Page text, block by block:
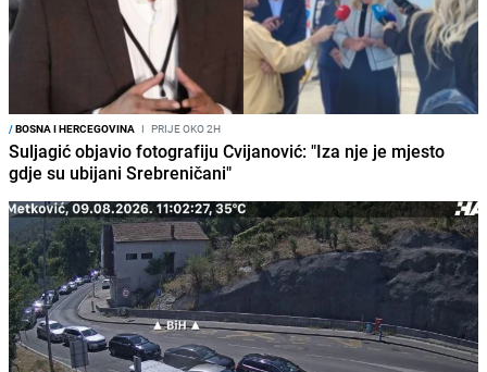
/BOSNA I HERCEGOVINA I PRIJE OKO 2H
Suljagić objavio fotografiju Cvijanović: "Iza nje je mjesto
gdje su ubijani Srebreničani"